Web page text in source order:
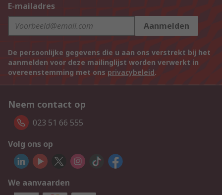
E-mailadres
Aanmelden
De persoonlijke gegevens die u aan ons verstrekt bij het
aanmelden voor deze mailinglijst worden verwerkt in
overeenstemming met ons privacybeleid.
Neem contact op
023 51 66 555
Volg ons op
We aanvaarden